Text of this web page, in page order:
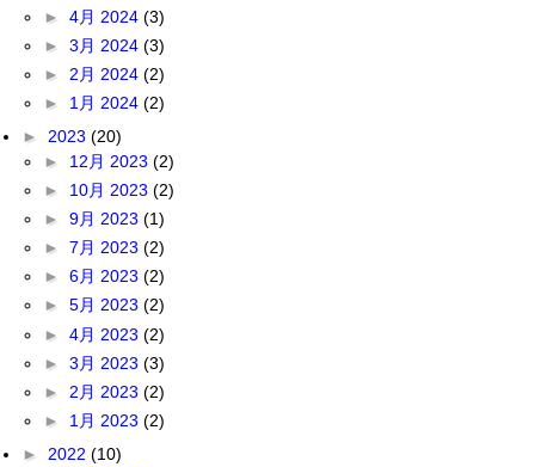
► 4月 2024 (3)
► 3月 2024 (3)
► 2月 2024 (2)
► 1月 2024 (2)
► 2023 (20)
► 12月 2023 (2)
► 10月 2023 (2)
► 9月 2023 (1)
► 7月 2023 (2)
► 6月 2023 (2)
► 5月 2023 (2)
► 4月 2023 (2)
► 3月 2023 (3)
► 2月 2023 (2)
► 1月 2023 (2)
► 2022 (10)